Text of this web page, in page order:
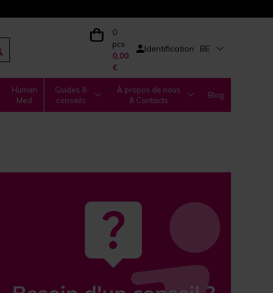
0
pcs
0,00
€
Identification BE
Human
Med
Guides &
conseils
À propos de nous
& Contacts
Blog